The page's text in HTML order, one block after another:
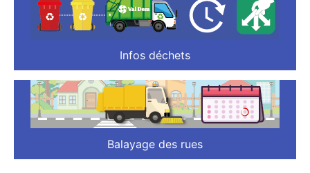
Infos déchets
Balayage des rues